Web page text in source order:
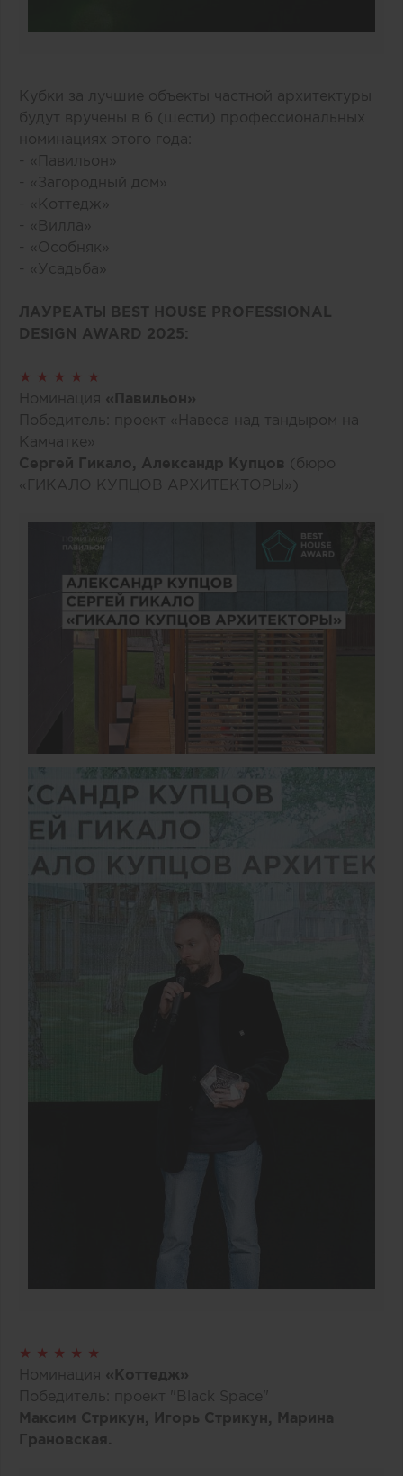
Кубки за лучшие объекты частной архитектуры
будут вручены в 6 (шести) профессиональных
номинациях этого года:
- «Павильон»
- «Загородный дом»
- «Коттедж»
- «Вилла»
- «Особняк»
- «Усадьба»
ЛАУРЕАТЫ BEST HOUSE PROFESSIONAL
DESIGN AWARD 2025:
★ ★ ★ ★ ★
Номинация «Павильон»
Победитель: проект «Навеса над тандыром на
Камчатке»
Сергей Гикало, Александр Купцов (бюро
«ГИКАЛО КУПЦОВ АРХИТЕКТОРЫ»)
★ ★ ★ ★ ★
Номинация «Коттедж»
Победитель: проект "Black Space"
Максим Стрикун, Игорь Стрикун, Марина
Грановская.